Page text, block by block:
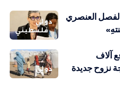
دولي
فلسطيني
والفصل العنصري
دولي
آلاف
نزوح جديدة